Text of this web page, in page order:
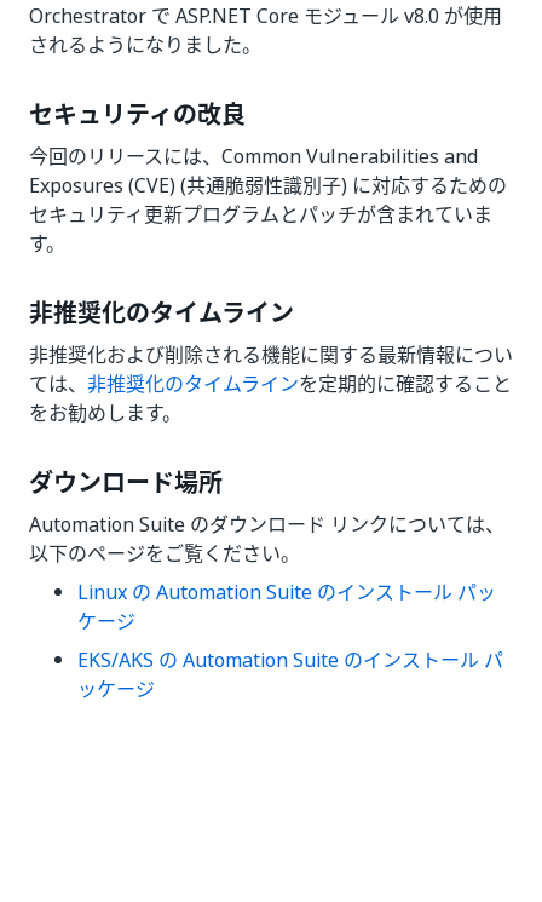
Orchestrator で ASP.NET Core モジュール v8.0 が使用
されるようになりました。
セキュリティの改良
今回のリリースには、Common Vulnerabilities and
Exposures (CVE) (共通脆弱性識別子) に対応するための
セキュリティ更新プログラムとパッチが含まれていま
す。
非推奨化のタイムライン
非推奨化および削除される機能に関する最新情報につい
ては、 非推奨化のタイムラインを定期的に確認すること
をお勧めします。
ダウンロード場所
Automation Suite のダウンロード リンクについては、
以下のページをご覧ください。
Linux の Automation Suite のインストール パッ
ケージ
EKS/AKS の Automation Suite のインストール パ
ッケージ